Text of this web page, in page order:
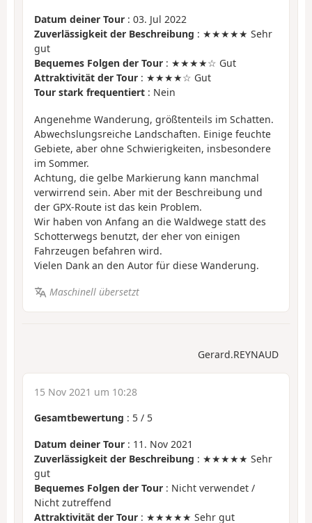
Datum deiner Tour : 03. Jul 2022
Zuverlässigkeit der Beschreibung : ★★★★★ Sehr
gut
Bequemes Folgen der Tour : ★★★★☆ Gut
Attraktivität der Tour : ★★★★☆ Gut
Tour stark frequentiert : Nein
Angenehme Wanderung, größtenteils im Schatten.
Abwechslungsreiche Landschaften. Einige feuchte
Gebiete, aber ohne Schwierigkeiten, insbesondere
im Sommer.
Achtung, die gelbe Markierung kann manchmal
verwirrend sein. Aber mit der Beschreibung und
der GPX-Route ist das kein Problem.
Wir haben von Anfang an die Waldwege statt des
Schotterwegs benutzt, der eher von einigen
Fahrzeugen befahren wird.
Vielen Dank an den Autor für diese Wanderung.
Maschinell übersetzt
Gerard.REYNAUD
15 Nov 2021 um 10:28
Gesamtbewertung : 5 / 5
Datum deiner Tour : 11. Nov 2021
Zuverlässigkeit der Beschreibung : ★★★★★ Sehr
gut
Bequemes Folgen der Tour : Nicht verwendet /
Nicht zutreffend
Attraktivität der Tour : ★★★★★ Sehr gut